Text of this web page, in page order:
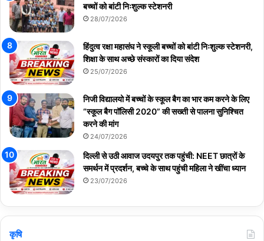
बच्चों को बांटी निःशुल्क स्टेशनरी
28/07/2026
हिंदुत्व रक्षा महासंघ ने स्कूली बच्चों को बांटी निःशुल्क स्टेशनरी,
शिक्षा के साथ अच्छे संस्कारों का दिया संदेश
25/07/2026
निजी विद्यालयो में बच्चों के स्कूल बैग का भार कम करने के लिए
“स्कूल बैग पॉलिसी 2020” की सख्ती से पालना सुनिश्चित
करने की मांग
24/07/2026
दिल्ली से उठी आवाज उदयपुर तक पहुंची: NEET छात्रों के
समर्थन में प्रदर्शन, बच्चे के साथ पहुंची महिला ने खींचा ध्यान
23/07/2026
कृषि